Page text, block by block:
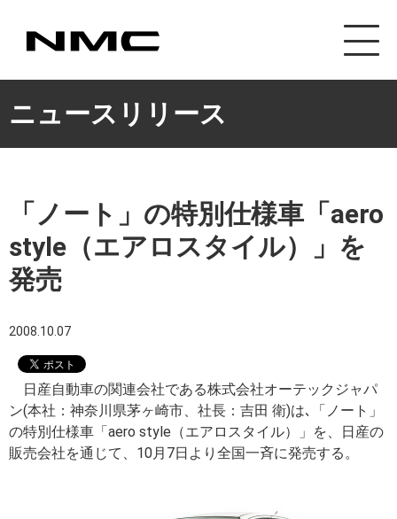
カスタマイズ事
ニュースリリース
「ノート」の特別仕様車「aero
style（エアロスタイル）」を
発売
2008.10.07
日産自動車の関連会社である株式会社オーテックジャパ
ン(本社：神奈川県茅ヶ崎市、社長：吉田 衛)は､「ノート」
の特別仕様車「aero style（エアロスタイル）」を、日産の
販売会社を通じて、10月7日より全国一斉に発売する。